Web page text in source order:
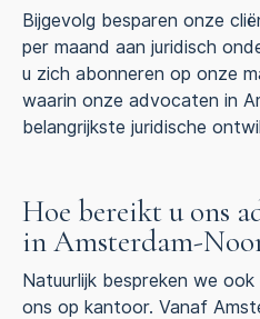
Bijgevolg besparen onze
per maand aan juridisch
u zich abonneren op onze
waarin onze advocaten in
belangrijkste juridische
Hoe bereikt u ons
in Amsterdam-
Natuurlijk bespreken we
ons op kantoor. Vanaf